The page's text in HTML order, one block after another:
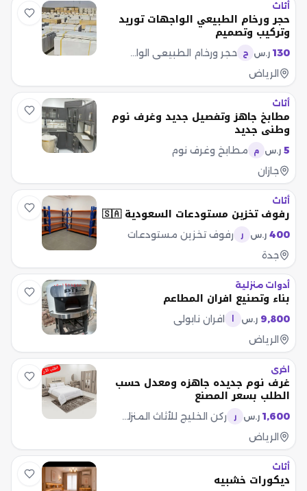
أثاث
حجر ورخام الطبيعي الواجهات توريد
وتركيب وتصميم
130 ر.س ح
حجر ورخام الطبيعي الواجهات
الرياض
أثاث
مطابخ جاهز وتفصيل جديد وغرف نوم
وطني جديد
5 ر.س م
مطابخ وغرف نوم
جازان
أثاث
رفوف تخزين مستودعات السعودية 🇸🇦
400 ر.س ر
رفوف تخزين مستودعات
جدة
أدوات منزلية
بناء وتصنيع افران المطاعم
9,800 ر.س
افران نابولي
الرياض
اخرى
غرف نوم جديده جاهزه ومعدل حسب
الطلب بسعر المصنع
1,600 ر.س ر
ركن الخليج للأثاث المنزلي مبيعات
الرياض
أثاث
ديكورات خشبيه